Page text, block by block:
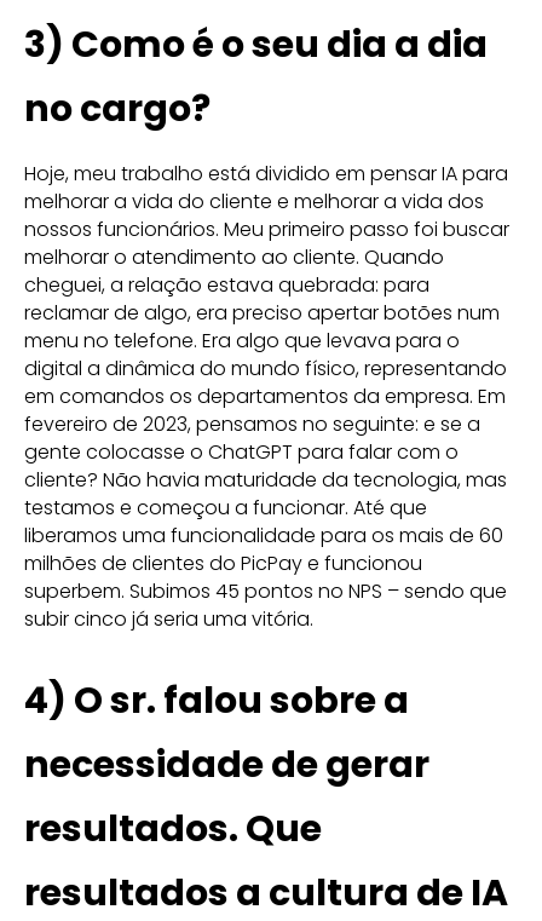
3) Como é o seu dia a dia
no cargo?
Hoje, meu trabalho está dividido em pensar IA para
melhorar a vida do cliente e melhorar a vida dos
nossos funcionários. Meu primeiro passo foi buscar
melhorar o atendimento ao cliente. Quando
cheguei, a relação estava quebrada: para
reclamar de algo, era preciso apertar botões num
menu no telefone. Era algo que levava para o
digital a dinâmica do mundo físico, representando
em comandos os departamentos da empresa. Em
fevereiro de 2023, pensamos no seguinte: e se a
gente colocasse o ChatGPT para falar com o
cliente? Não havia maturidade da tecnologia, mas
testamos e começou a funcionar. Até que
liberamos uma funcionalidade para os mais de 60
milhões de clientes do PicPay e funcionou
superbem. Subimos 45 pontos no NPS – sendo que
subir cinco já seria uma vitória.
4) O sr. falou sobre a
necessidade de gerar
resultados. Que
resultados a cultura de IA